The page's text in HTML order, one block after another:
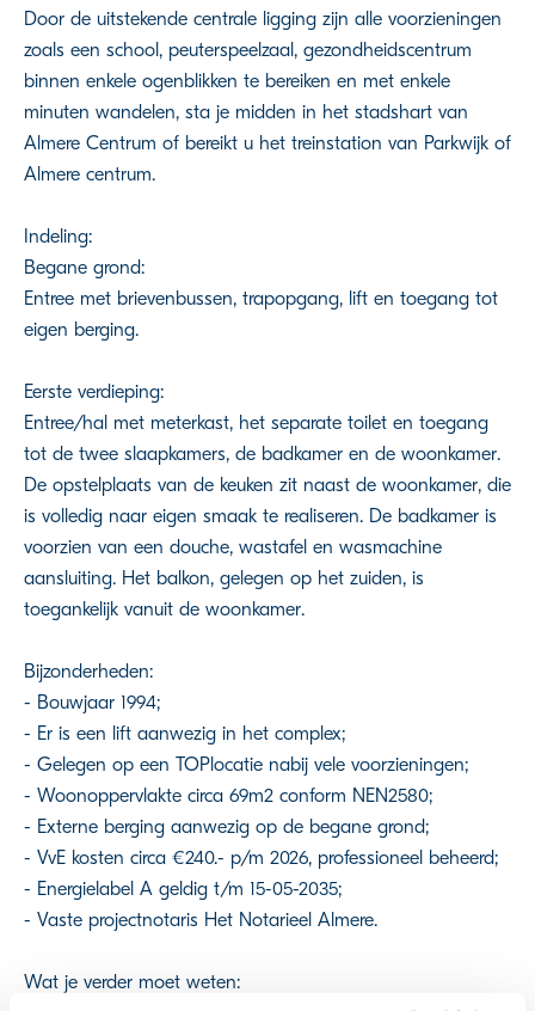
Door de uitstekende centrale ligging zijn alle voorzieningen
zoals een school, peuterspeelzaal, gezondheidscentrum
binnen enkele ogenblikken te bereiken en met enkele
minuten wandelen, sta je midden in het stadshart van
Almere Centrum of bereikt u het treinstation van Parkwijk of
Almere centrum.
Indeling:
Begane grond:
Entree met brievenbussen, trapopgang, lift en toegang tot
eigen berging.
Eerste verdieping:
Entree/hal met meterkast, het separate toilet en toegang
tot de twee slaapkamers, de badkamer en de woonkamer.
De opstelplaats van de keuken zit naast de woonkamer, die
is volledig naar eigen smaak te realiseren. De badkamer is
voorzien van een douche, wastafel en wasmachine
aansluiting. Het balkon, gelegen op het zuiden, is
toegankelijk vanuit de woonkamer.
Bijzonderheden:
- Bouwjaar 1994;
- Er is een lift aanwezig in het complex;
- Gelegen op een TOPlocatie nabij vele voorzieningen;
- Woonoppervlakte circa 69m2 conform NEN2580;
- Externe berging aanwezig op de begane grond;
- VvE kosten circa €240.- p/m 2026, professioneel beheerd;
- Energielabel A geldig t/m 15-05-2035;
- Vaste projectnotaris Het Notarieel Almere.
Wat je verder moet weten: